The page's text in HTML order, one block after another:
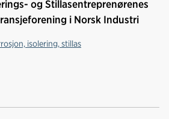
og Stillasentreprenørenes
i Norsk Industri
isolering, stillas